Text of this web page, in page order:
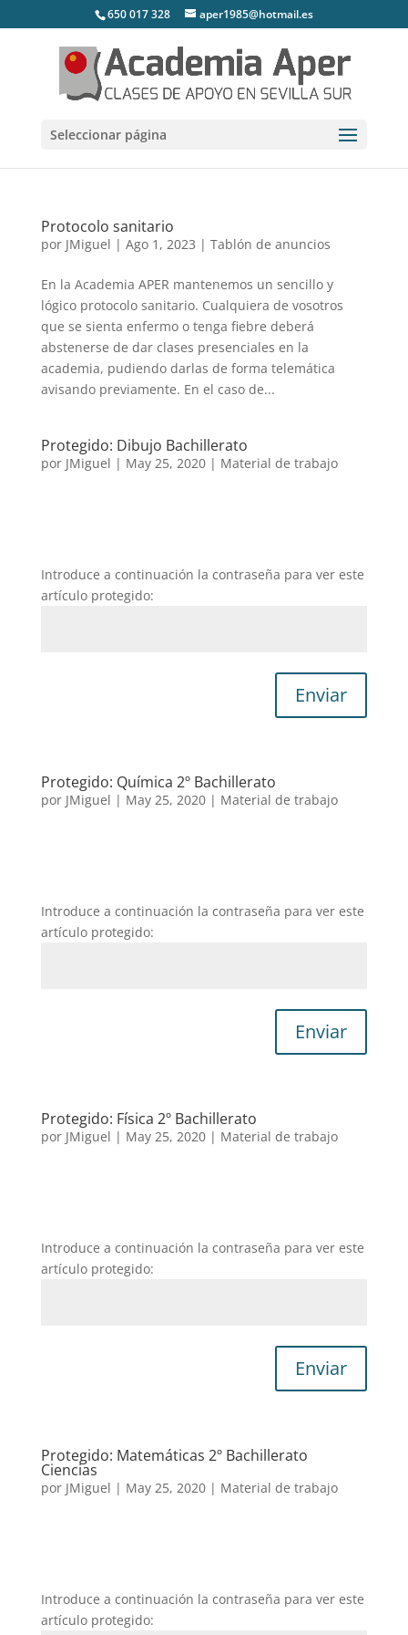
650 017 328 aper1985@hotmail.es
Seleccionar página
Protocolo sanitario
por JMiguel | Ago 1, 2023 | Tablón de anuncios
En la Academia APER mantenemos un sencillo y
lógico protocolo sanitario. Cualquiera de vosotros
que se sienta enfermo o tenga fiebre deberá
abstenerse de dar clases presenciales en la
academia, pudiendo darlas de forma telemática
avisando previamente. En el caso de...
Protegido: Dibujo Bachillerato
por JMiguel | May 25, 2020| Material de trabajo
Introduce a continuación la contraseña para ver este
artículo protegido:
Enviar
Protegido: Química 2º Bachillerato
por JMiguel | May 25, 2020| Material de trabajo
Introduce a continuación la contraseña para ver este
artículo protegido:
Enviar
Protegido: Física 2º Bachillerato
por JMiguel | May 25, 2020| Material de trabajo
Introduce a continuación la contraseña para ver este
artículo protegido:
Enviar
Protegido: Matemáticas 2º Bachillerato
Ciencias
por JMiguel | May 25, 2020| Material de trabajo
Introduce a continuación la contraseña para ver este
artículo protegido: